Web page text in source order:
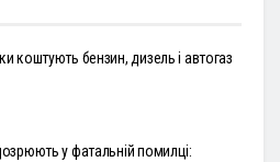
коштують бензин, дизель і автогаз
у фатальній помилці: